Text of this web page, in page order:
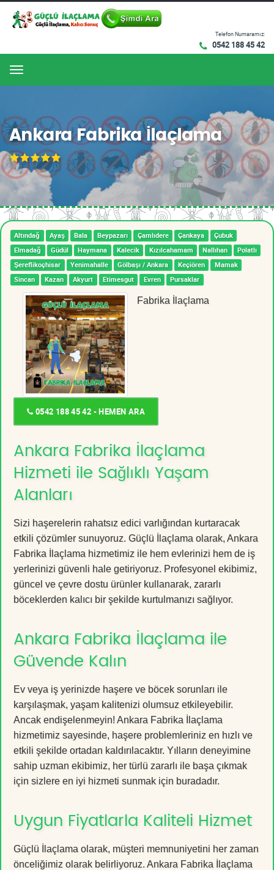
Telefon Numaramız:
0542 188 45 42
Menu
Ankara Fabrika İlaçlama
Altındağ Ayaş Bala Beypazarı Çamlıdere Çankaya
Çubuk
Elmadağ
Güdül Haymana Kalecik Kızılcahamam Nallıhan
Polatlı
Şereflikoçhisar
Yenimahalle Gölbaşı / Ankara Keçiören
Mamak
Sincan
Kazan Akyurt Etimesgut Evren Pursaklar
Fabrika İlaçlama
0542 188 45 42 - HEMEN ARA
Ankara Fabrika İlaçlama
Hizmeti ile Sağlıklı Yaşam
Alanları
Sizi haşerelerin rahatsız edici varlığından kurtaracak
etkili çözümler sunuyoruz. Güçlü İlaçlama olarak, Ankara
Fabrika İlaçlama hizmetimiz ile hem evlerinizi hem de iş
yerlerinizi güvenli hale getiriyoruz. Profesyonel ekibimiz,
güncel ve çevre dostu ürünler kullanarak, zararlı
böceklerden kalıcı bir şekilde kurtulmanızı sağlıyor.
Ankara Fabrika İlaçlama ile
Güvende Kalın
Ev veya iş yerinizde haşere ve böcek sorunları ile
karşılaşmak, yaşam kalitenizi olumsuz etkileyebilir.
Ancak endişelenmeyin! Ankara Fabrika İlaçlama
hizmetimiz sayesinde, haşere problemleriniz en hızlı ve
etkili şekilde ortadan kaldırılacaktır. Yılların deneyimine
sahip uzman ekibimiz, her türlü zararlı ile başa çıkmak
için sizlere en iyi hizmeti sunmak için buradadır.
Uygun Fiyatlarla Kaliteli Hizmet
Güçlü İlaçlama olarak, müşteri memnuniyetini her zaman
önceliğimiz olarak belirliyoruz. Ankara Fabrika İlaçlama